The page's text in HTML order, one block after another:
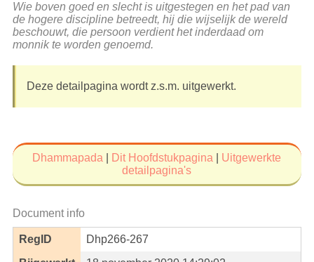
Wie boven goed en slecht is uitgestegen en het pad van
de hogere discipline betreedt, hij die wijselijk de wereld
beschouwt, die persoon verdient het inderdaad om
monnik te worden genoemd.
Deze detailpagina wordt z.s.m. uitgewerkt.
Dhammapada Dit Hoofdstukpagina
Uitgewerkte
detailpagina's
Document info
RegID
Dhp266-267